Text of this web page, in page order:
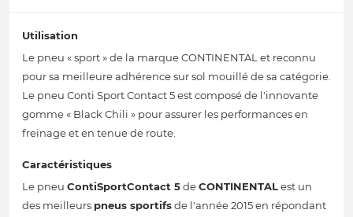
Utilisation
Le pneu « sport » de la marque CONTINENTAL et reconnu
pour sa meilleure adhérence sur sol mouillé de sa catégorie.
Le pneu Conti Sport Contact 5 est composé de l'innovante
gomme « Black Chili » pour assurer les performances en
freinage et en tenue de route.
Caractéristiques
Le pneu ContiSportContact 5deCONTINENTALest un
des meilleurs pneus sportifsde l'année 2015 en répondant